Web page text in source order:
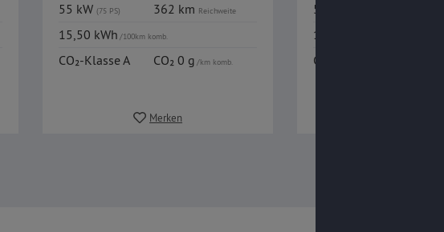
55 kW (75 PS) 362 km Reichweite
15,50 kWh/100km komb.
CO₂-Klasse A CO₂ 0 g/km komb.
Merken
55 kW
15,50 kWh
CO₂-Klasse A